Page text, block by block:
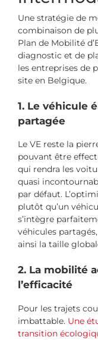
Une stratégie de
combinaison de
Plan de Mobilité
diagnostic et de
les entreprises de
site en Belgique.
1. Le véhicule
partagée
Le VE reste la
pouvant être
qui rendra les
quasi
par défaut.
plutôt qu’un
s’intègre
véhicules
ainsi la taille
2. La mobilité
l’efficacité
Pour les trajets
imbattable. Une
transition